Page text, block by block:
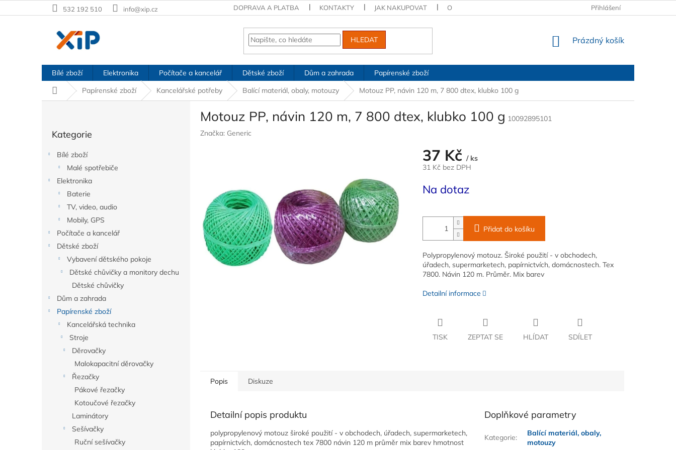
na
532 192 510 info@xip.cz DOPRAVA A PLATBA KONTAKTY JAK NAKUPOVAT OBCHODNÍ PODMÍNKY PODMÍNKY OCHRANY OSOBNÍCH ÚDAJŮ
Přihlášení
HLEDAT
NÁKUPNÍ
Prázdný košík
Bílé zboží Elektronika Počítače a kancelář Dětské zboží Dům a zahrada
Papírenské zboží
Domů
Papírenské zboží Kancelářské potřeby Balící materiál, obaly, motouzy Motouz PP, návin 120 m, 7 800 dtex, klubko 100 g
kategorie
Kategorie
Bílé zboží
Malé spotřebiče
Elektronika
Baterie
TV, video, audio
Mobily, GPS
Počítače a kancelář
Dětské zboží
Vybavení dětského pokoje
Dětské chůvičky a monitory dechu
Dětské chůvičky
Dům a zahrada
Papírenské zboží
Kancelářská technika
Stroje
Děrovačky
Malokapacitní děrovačky
Řezačky
Pákové řezačky
Kotoučové řezačky
Laminátory
Sešívačky
Ruční sešívačky
Motouz PP, návin 120 m, 7 800 dtex, klubko 100 g 10092895101
Značka: Generic
37 Kč / ks
31 Kč bez DPH
cena:
Na dotaz
Přidat do košíku
Polypropylenový motouz. Široké použití - v obchodech,
úřadech, supermarketech, papírnictvích, domácnostech. Tex
7800. Návin 120 m. Průměr. Mix barev
Detailní informace
TISK ZEPTAT SE HLÍDAT SDÍLET
Popis Diskuze
Detailní popis produktu
polypropylenový motouz široké použití - v obchodech, úřadech, supermarketech,
papírnictvích, domácnostech tex 7800 návin 120 m průměr mix barev hmotnost
Doplňkové parametry
Kategorie:
Balící materiál, obaly,
motouzy